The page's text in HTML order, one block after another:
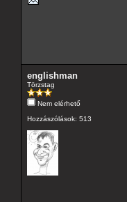
englishman
Törzstag
Nem elérhető
Hozzászólások: 513